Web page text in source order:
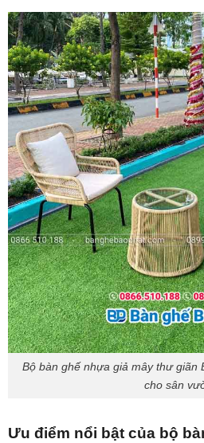
Bộ bàn ghế nhựa giả mây thư giãn
cho sân
Ưu điểm nổi bật của bộ